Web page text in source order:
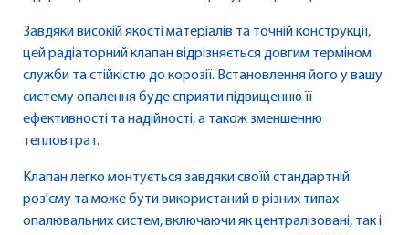
Завдяки високій якості матеріалів та точній конструкції,
цей радіаторний клапан відрізняється довгим терміном
служби та стійкістю до корозії. Встановлення його у вашу
систему опалення буде сприяти підвищенню її
ефективності та надійності, а також зменшенню
тепловтрат.
Клапан легко монтується завдяки своїй стандартній
роз'єму та може бути використаний в різних типах
опалювальних систем, включаючи як централізовані, так і